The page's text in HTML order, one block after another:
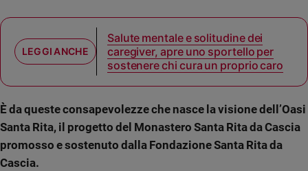
Vai
Riflessioni
Foto
Salute mentale e solitudine dei
caregiver, apre uno sportello per
sostenere chi cura un proprio caro
È da queste consapevolezze che nasce la visione dell’Oasi
Santa Rita, il progetto del Monastero Santa Rita da Cascia
promosso e sostenuto dalla Fondazione Santa Rita da
Cascia.